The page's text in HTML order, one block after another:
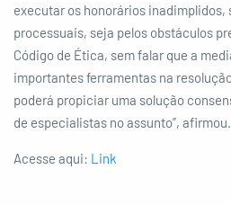
executar os honorários inadimplidos,
processuais, seja pelos obstáculos
Código de Ética, sem falar que a
importantes ferramentas na
poderá propiciar uma solução
de especialistas no assunto”, afirmou.
Acesse aqui: Link